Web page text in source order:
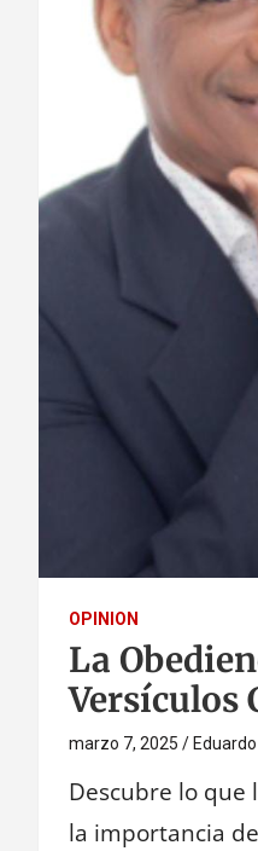
OPINION
La
Versículos
marzo 7, 2025
Descubre lo que
la importancia